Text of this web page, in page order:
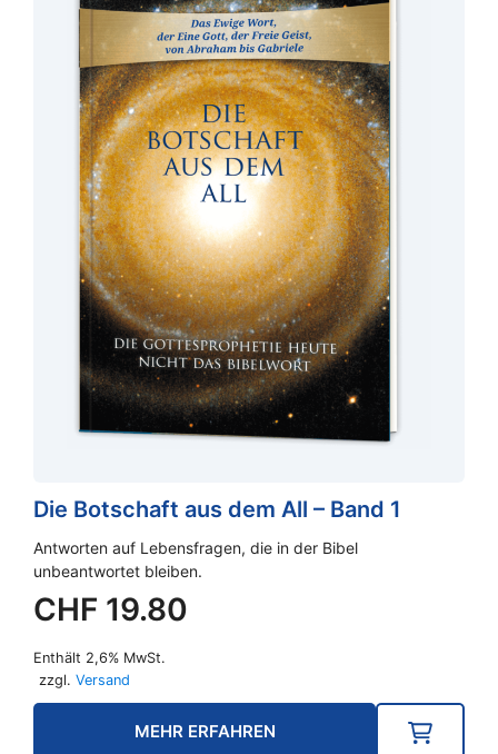
Die Botschaft aus dem All – Band 1
Antworten auf Lebensfragen, die in der Bibel
unbeantwortet bleiben.
CHF 19.80
Enthält 2,6% MwSt.
zzgl. Versand
MEHR ERFAHREN